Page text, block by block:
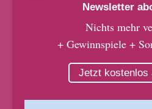
Newsletter
Nichts mehr
+ Gewinnspiele +
Jetzt kostenlos